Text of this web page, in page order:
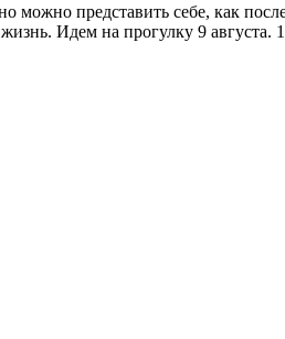
представить себе, как
Идем на прогулку 9 августа.